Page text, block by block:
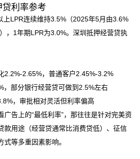
利率参考
上LPR连续维持3.5%（2025年5月由3.6%
，1年期LPR为3.0%。深圳抵押经营贷执
2.2%-2.65%，普通客户2.45%-3.2%
，部分银行经营贷可做到2.5%左右
，审批相对灵活但利率偏高
广告上的“最低利率”，那往往是针对完美资
款用途（经营贷通常比消费贷低）、征信
等多重因素影响。